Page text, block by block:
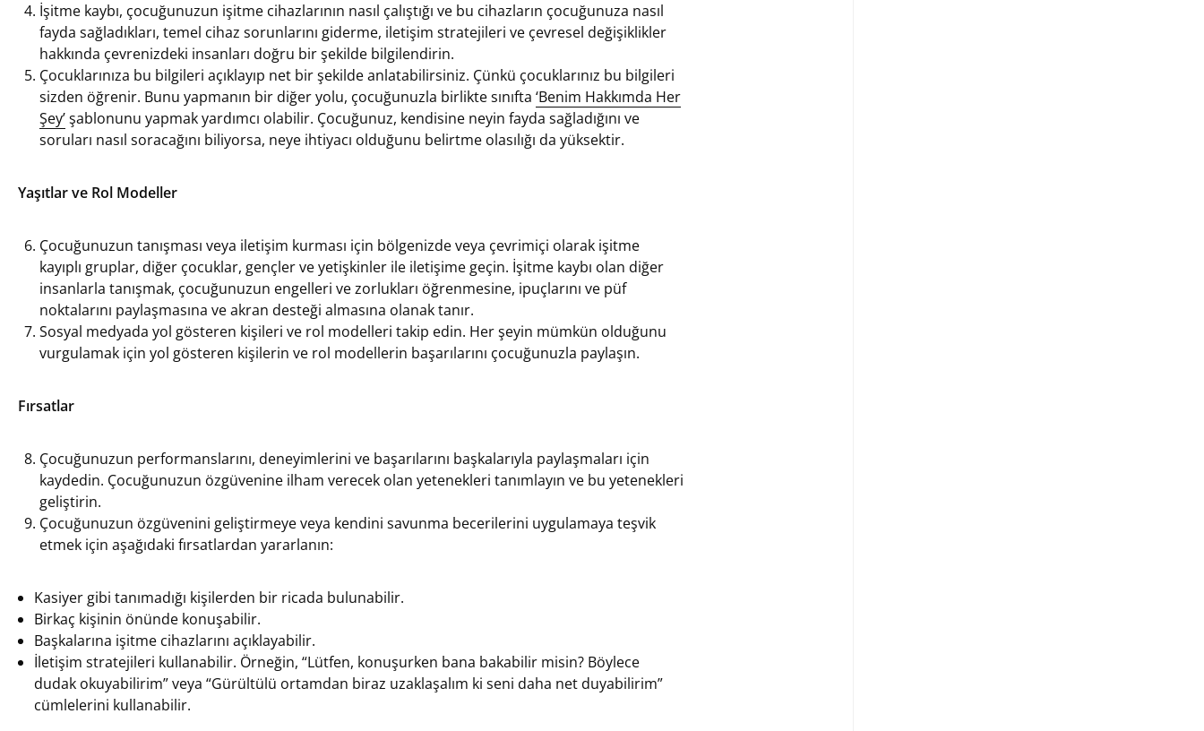
İşitme kaybı, çocuğunuzun işitme cihazlarının nasıl çalıştığı ve bu cihazların çocuğunuza nasıl
fayda sağladıkları, temel cihaz sorunlarını giderme, iletişim stratejileri ve çevresel değişiklikler
hakkında çevrenizdeki insanları doğru bir şekilde bilgilendirin.
Çocuklarınıza bu bilgileri açıklayıp net bir şekilde anlatabilirsiniz. Çünkü çocuklarınız bu bilgileri
sizden öğrenir. Bunu yapmanın bir diğer yolu, çocuğunuzla birlikte sınıfta ‘Benim Hakkımda Her
Şey’şablonunu yapmak yardımcı olabilir. Çocuğunuz, kendisine neyin fayda sağladığını ve
soruları nasıl soracağını biliyorsa, neye ihtiyacı olduğunu belirtme olasılığı da yüksektir.
Yaşıtlar ve Rol Modeller
Çocuğunuzun tanışması veya iletişim kurması için bölgenizde veya çevrimiçi olarak işitme
kayıplı gruplar, diğer çocuklar, gençler ve yetişkinler ile iletişime geçin. İşitme kaybı olan diğer
insanlarla tanışmak, çocuğunuzun engelleri ve zorlukları öğrenmesine, ipuçlarını ve püf
noktalarını paylaşmasına ve akran desteği almasına olanak tanır.
Sosyal medyada yol gösteren kişileri ve rol modelleri takip edin. Her şeyin mümkün olduğunu
vurgulamak için yol gösteren kişilerin ve rol modellerin başarılarını çocuğunuzla paylaşın.
Fırsatlar
Çocuğunuzun performanslarını, deneyimlerini ve başarılarını başkalarıyla paylaşmaları için
kaydedin. Çocuğunuzun özgüvenine ilham verecek olan yetenekleri tanımlayın ve bu yetenekleri
geliştirin.
Çocuğunuzun özgüvenini geliştirmeye veya kendini savunma becerilerini uygulamaya teşvik
etmek için aşağıdaki fırsatlardan yararlanın:
Kasiyer gibi tanımadığı kişilerden bir ricada bulunabilir.
Birkaç kişinin önünde konuşabilir.
Başkalarına işitme cihazlarını açıklayabilir.
İletişim stratejileri kullanabilir. Örneğin, “Lütfen, konuşurken bana bakabilir misin? Böylece
dudak okuyabilirim” veya “Gürültülü ortamdan biraz uzaklaşalım ki seni daha net duyabilirim”
cümlelerini kullanabilir.